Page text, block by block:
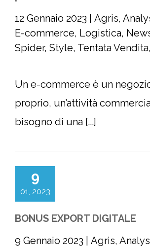
12 Gennaio 2023
Agris,
E-commerce, Logistica,
Spider, Style, Tentata Vendita,
Un e-commerce è un
proprio, un’attività
bisogno di una [...]
9
01, 2023
BONUS EXPORT DIGITALE
9 Gennaio 2023
Agris,